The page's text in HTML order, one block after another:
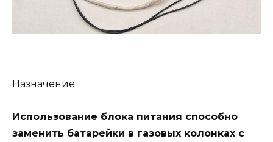
Назначение
Использование блока питания способно
заменить батарейки в газовых колонках с